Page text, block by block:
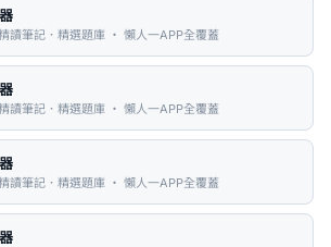
讀筆記．精選題庫 ・ 懶人一APP全覆蓋
讀筆記．精選題庫 ・ 懶人一APP全覆蓋
讀筆記．精選題庫 ・ 懶人一APP全覆蓋